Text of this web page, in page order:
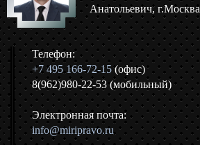
Анатольевич, г.Москва
Телефон:
+7 495 166-72-15(офис)
8(962)980-22-53 (мобильный)
Электронная почта:
info@miripravo.ru